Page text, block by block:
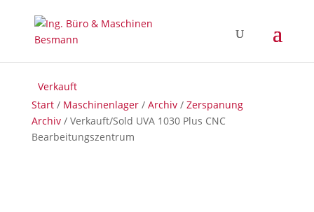
Start/ Maschinenlager/ Archiv/ Zerspanung
Archiv/ Verkauft/Sold UVA 1030 Plus CNC
Bearbeitungszentrum
Verkauft
Verkauft